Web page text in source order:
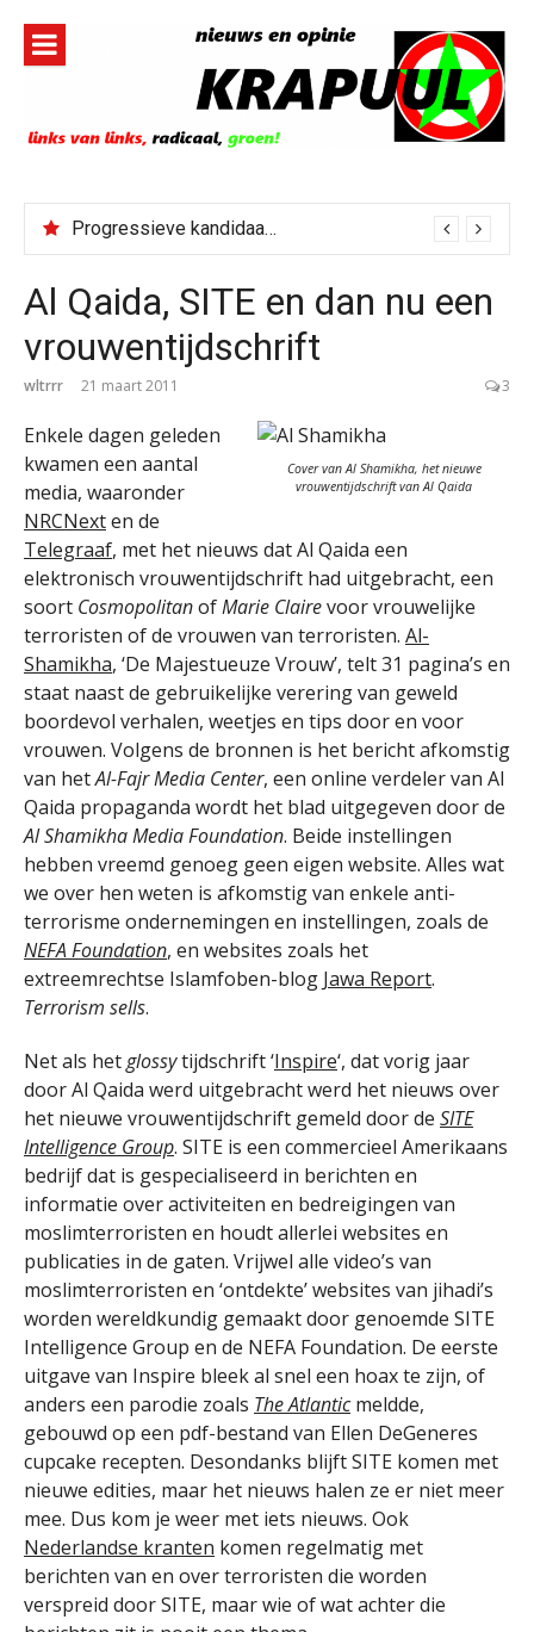
inhoud
Progressieve kandidaat El-Sayed senaatskandidaat Michigan
Al Qaida, SITE en dan nu een
vrouwentijdschrift
wltrrr 21 maart 2011 3
Cover van Al Shamikha, het nieuwe
vrouwentijdschrift van Al Qaida
Enkele dagen geleden
kwamen een aantal
media, waaronder
NRCNexten de
Telegraaf, met het nieuws dat Al Qaida een
elektronisch vrouwentijdschrift had uitgebracht, een
soort CosmopolitanofMarie Clairevoor vrouwelijke
terroristen of de vrouwen van terroristen. Al-
Shamikha, ‘De Majestueuze Vrouw’, telt 31 pagina’s en
staat naast de gebruikelijke verering van geweld
boordevol verhalen, weetjes en tips door en voor
vrouwen. Volgens de bronnen is het bericht afkomstig
van hetAl-Fajr Media Center, een online verdeler van Al
Qaida propaganda wordt het blad uitgegeven door de
Al Shamikha Media Foundation. Beide instellingen
hebben vreemd genoeg geen eigen website. Alles wat
we over hen weten is afkomstig van enkele anti-
terrorisme ondernemingen en instellingen, zoals de
NEFA Foundation, en websites zoals het
extreemrechtse Islamfoben-blog Jawa Report.
Terrorism sells.
Net als hetglossytijdschrift ‘Inspire‘, dat vorig jaar
door Al Qaida werd uitgebracht werd het nieuws over
het nieuwe vrouwentijdschrift gemeld door de SITE
Intelligence Group. SITE is een commercieel Amerikaans
bedrijf dat is gespecialiseerd in berichten en
informatie over activiteiten en bedreigingen van
moslimterroristen en houdt allerlei websites en
publicaties in de gaten. Vrijwel alle video’s van
moslimterroristen en ‘ontdekte’ websites van jihadi’s
worden wereldkundig gemaakt door genoemde SITE
Intelligence Group en de NEFA Foundation. De eerste
uitgave van Inspire bleek al snel een hoax te zijn, of
anders een parodie zoals The Atlanticmeldde,
gebouwd op een pdf-bestand van Ellen DeGeneres
cupcake recepten. Desondanks blijft SITE komen met
nieuwe edities, maar het nieuws halen ze er niet meer
mee. Dus kom je weer met iets nieuws. Ook
Nederlandse kranten komen regelmatig met
berichten van en over terroristen die worden
verspreid door SITE, maar wie of wat achter die